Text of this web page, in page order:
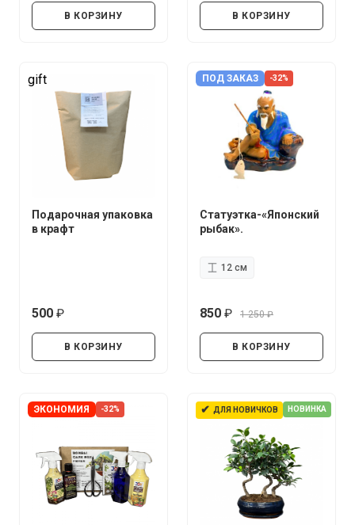
В КОРЗИНУ В КОРЗИНУ
gift
Подарочная упаковка
в крафт
500
В КОРЗИНУ
ПОД ЗАКАЗ -32%
Статуэтка-«Японский
рыбак».
12 см
850
1 250
В КОРЗИНУ
ЭКОНОМИЯ -32% ✔ ДЛЯ НОВИЧКОВ НОВИНКА